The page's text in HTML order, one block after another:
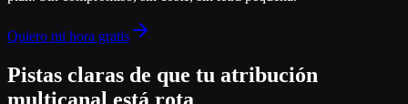
Quiero mi hora gratis
Pistas claras de que tu atribución
multicanal está rota